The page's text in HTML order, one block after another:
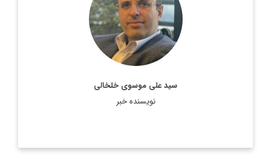
سید علی موسوی خلخالی
نویسنده خبر
اطلاعات بیشتر